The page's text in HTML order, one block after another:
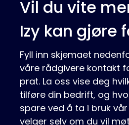
Vil du vite
Izy kan gjøre
Fyll inn skjemaet
våre rådgivere kontakt
prat. La oss vise deg
tilføre din bedrift, og
spare ved å ta i bruk vår
velger selv om du vil